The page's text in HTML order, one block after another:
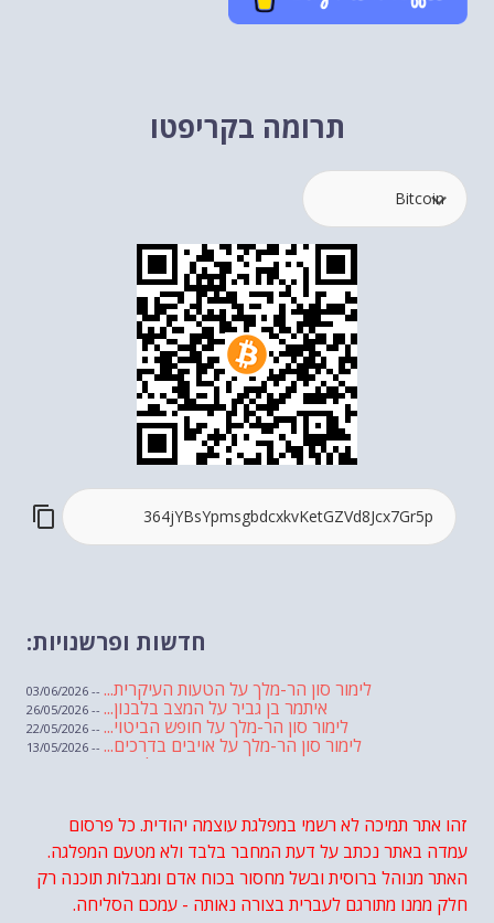
תרומה בקריפטו
חדשות ופרשנויות:
לימור סון הר-מלך על הטעות העיקרית... -- 03/06/2026
איתמר בן גביר על המצב בלבנון... -- 26/05/2026
לימור סון הר-מלך על חופש הביטוי... -- 22/05/2026
לימור סון הר-מלך על אויבים בדרכים... -- 13/05/2026
שבועת אמונים לדעאש
לימור סון הר-מלך על חוק...-- 19/04/2026
מיכאל בן ארי על פרשת הת...
מיכאל בן ארי על פרשת הת... -- 10/04/2026
השר בן גביר במקום נפילת הטיל.... -- 06/04/2026
חוק עונש מוות למחבלים...-- 29/03/2026
מיכאל בן ארי על פרשת השבוע ת... -- 27/03/2026
זהו אתר תמיכה לא רשמי במפלגת עוצמה יהודית. כל פרסום
עמדה באתר נכתב על דעת המחבר בלבד ולא מטעם המפלגה.
האתר מנוהל ברוסית ובשל מחסור בכוח אדם ומגבלות תוכנה רק
חלק ממנו מתורגם לעברית בצורה נאותה - עמכם הסליחה.